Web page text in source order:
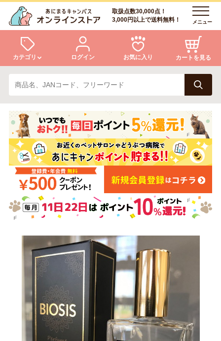
取扱点数30,000点！
3,000円以上で送料無料！
メニュー
カテゴリ
犬 猫
小動物・鳥 アクア・爬虫類・昆虫
ドッグフード キャットフード
美容・ケア用品 服・おさんぽ用品
日用品（デイリー） リビング雑貨
トリマーグッズ シニアサポート
ログイン お気に入り カートを見る
ログイン
会員登録
あにまるキャンパスについて
アフターサービス
商品リクエスト
お問い合わせ